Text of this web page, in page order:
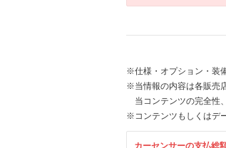
※仕様・オプション・装
※当情報の内容は各販売
当コンテンツの完全性
※コンテンツもしくはデ
カーセンサーの支払総